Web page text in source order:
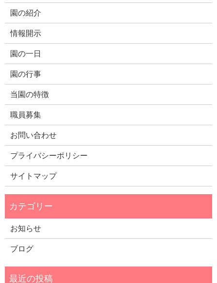
園の紹介
情報開示
園の一日
園の行事
当園の特徴
職員募集
お問い合わせ
プライバシーポリシー
サイトマップ
お知らせ
ブログ